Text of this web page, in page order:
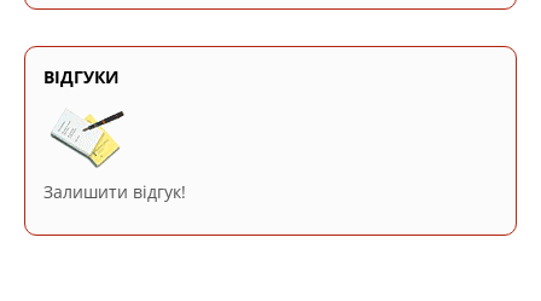
ВІДГУКИ
Залишити відгук!